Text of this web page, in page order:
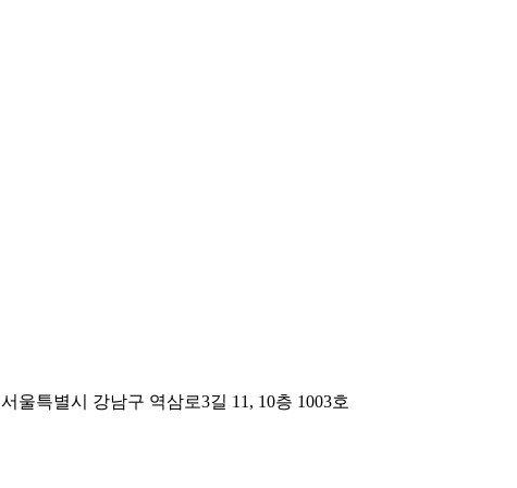
서울특별시 강남구 역삼로3길 11, 10층 1003호